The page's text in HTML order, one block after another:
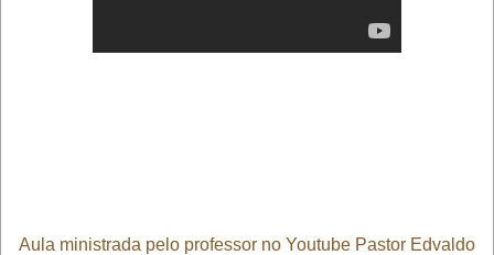
Aula ministrada pelo professor no Youtube Pastor Edvaldo